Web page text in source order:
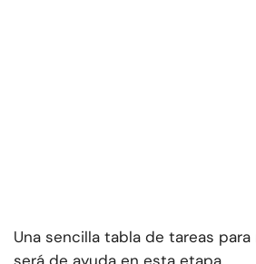
Una sencilla tabla de tareas